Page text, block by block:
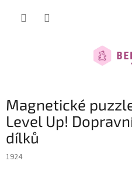
Magnetické
Level Up!
dílků
1924